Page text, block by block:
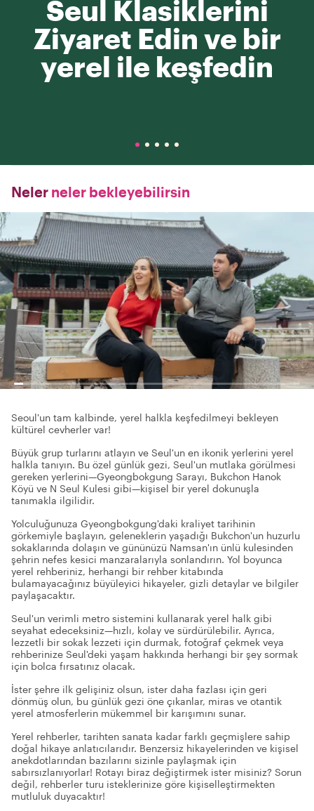
Seul Klasiklerini
Ziyaret Edin ve bir
yerel ile keşfedin
Neler neler bekleyebilirsin
Seoul'un tam kalbinde, yerel halkla keşfedilmeyi bekleyen
kültürel cevherler var!
Büyük grup turlarını atlayın ve Seul'un en ikonik yerlerini yerel
halkla tanıyın. Bu özel günlük gezi, Seul'un mutlaka görülmesi
gereken yerlerini—Gyeongbokgung Sarayı, Bukchon Hanok
Köyü ve N Seul Kulesi gibi—kişisel bir yerel dokunuşla
tanımakla ilgilidir.
Yolculuğunuza Gyeongbokgung'daki kraliyet tarihinin
görkemiyle başlayın, geleneklerin yaşadığı Bukchon'un huzurlu
sokaklarında dolaşın ve gününüzü Namsan'ın ünlü kulesinden
şehrin nefes kesici manzaralarıyla sonlandırın. Yol boyunca
yerel rehberiniz, herhangi bir rehber kitabında
bulamayacağınız büyüleyici hikayeler, gizli detaylar ve bilgiler
paylaşacaktır.
Seul'un verimli metro sistemini kullanarak yerel halk gibi
seyahat edeceksiniz—hızlı, kolay ve sürdürülebilir. Ayrıca,
lezzetli bir sokak lezzeti için durmak, fotoğraf çekmek veya
rehberinize Seul'deki yaşam hakkında herhangi bir şey sormak
için bolca fırsatınız olacak.
İster şehre ilk gelişiniz olsun, ister daha fazlası için geri
dönmüş olun, bu günlük gezi öne çıkanlar, miras ve otantik
yerel atmosferlerin mükemmel bir karışımını sunar.
Yerel rehberler, tarihten sanata kadar farklı geçmişlere sahip
doğal hikaye anlatıcılarıdır. Benzersiz hikayelerinden ve kişisel
anekdotlarından bazılarını sizinle paylaşmak için
sabırsızlanıyorlar! Rotayı biraz değiştirmek ister misiniz? Sorun
değil, rehberler turu isteklerinize göre kişiselleştirmekten
mutluluk duyacaktır!